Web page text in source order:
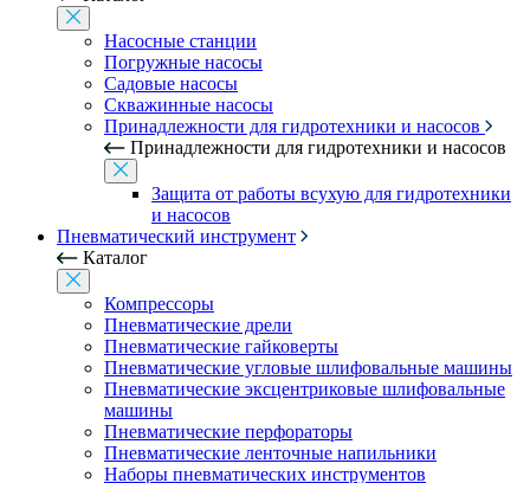
Насосные станции
Погружные насосы
Садовые насосы
Скважинные насосы
Принадлежности для гидротехники и насосов
Принадлежности для гидротехники и насосов
Защита от работы всухую для гидротехники
и насосов
Пневматический инструмент
Каталог
Компрессоры
Пневматические дрели
Пневматические гайковерты
Пневматические угловые шлифовальные машины
Пневматические эксцентриковые шлифовальные
машины
Пневматические перфораторы
Пневматические ленточные напильники
Наборы пневматических инструментов